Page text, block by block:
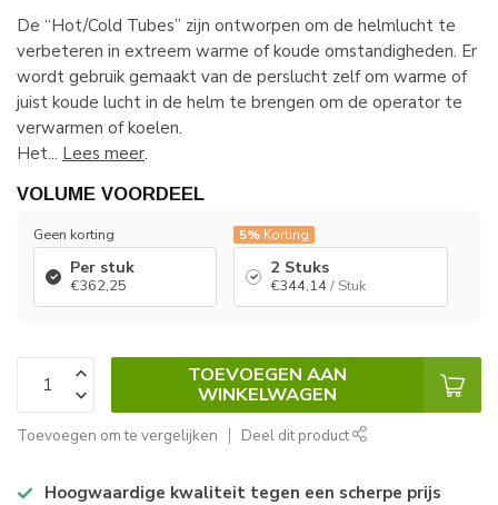
De “Hot/Cold Tubes” zijn ontworpen om de helmlucht te
verbeteren in extreem warme of koude omstandigheden. Er
wordt gebruik gemaakt van de perslucht zelf om warme of
juist koude lucht in de helm te brengen om de operator te
verwarmen of koelen.
Het... Lees meer.
VOLUME VOORDEEL
Geen korting
Per stuk
€362,25
5% Korting
2 Stuks
€344,14/ Stuk
TOEVOEGEN AAN
WINKELWAGEN
Toevoegen om te vergelijken Deel dit product
Hoogwaardige kwaliteit tegen een scherpe prijs